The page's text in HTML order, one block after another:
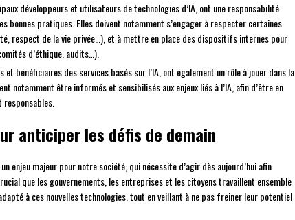
développeurs et utilisateurs de technologies d’IA, ont une responsabilité
bonnes pratiques. Elles doivent notamment s’engager à respecter certaines
respect de la vie privée…), et à mettre en place des dispositifs internes pour
d’éthique, audits…).
et bénéficiaires des services basés sur l’IA, ont également un rôle à jouer dans la
notamment être informés et sensibilisés aux enjeux liés à l’IA, afin d’être en
anticiper les défis de demain
enjeu majeur pour notre société, qui nécessite d’agir dès aujourd’hui afin
que les gouvernements, les entreprises et les citoyens travaillent ensemble
à ces nouvelles technologies, tout en veillant à ne pas freiner leur potentiel